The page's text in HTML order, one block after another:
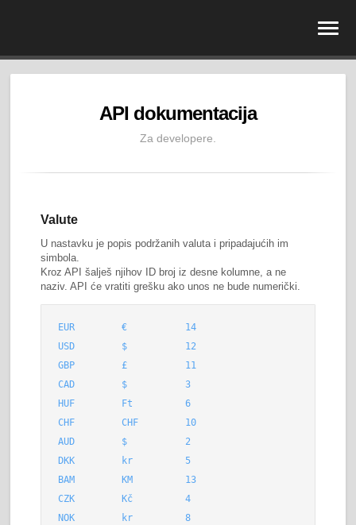
API dokumentacija
Za developere.
Valute
U nastavku je popis podržanih valuta i pripadajućih im
simbola.
Kroz API šalješ njihov ID broj iz desne kolumne, a ne
naziv. API će vratiti grešku ako unos ne bude numerički.
EUR €
14
USD
$
12
GBP
£
11
CAD
$
3
HUF
Ft
6
CHF
CHF
10
AUD
$
2
DKK
kr
5
BAM
KM
13
CZK
Kč
4
NOK
kr
8